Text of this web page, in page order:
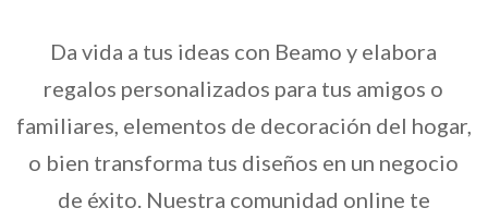
Da vida a tus ideas con Beamo y elabora
regalos personalizados para tus amigos o
familiares, elementos de decoración del hogar,
o bien transforma tus diseños en un negocio
de éxito. Nuestra comunidad online te